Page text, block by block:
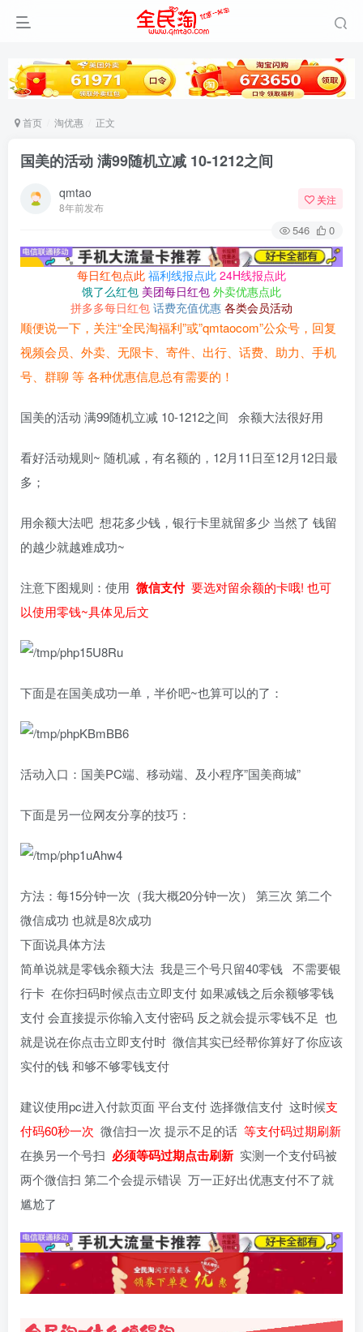
首页 淘优惠 正文
国美的活动 满99随机立减 10-1212之间
qmtao
8年前发布
关注
546 0
每日红包点此 福利线报点此 24H线报点此
饿了么红包 美团每日红包 外卖优惠点此
拼多多每日红包 话费充值优惠 各类会员活动
顺便说一下，关注“全民淘福利”或”qmtaocom”公众号，回复
视频会员、外卖、无限卡、寄件、出行、话费、助力、手机
号、群聊 等 各种优惠信息总有需要的！
国美的活动 满99随机立减 10-1212之间 余额大法很好用
看好活动规则~ 随机减，有名额的，12月11日至12月12日最
多；
用余额大法吧 想花多少钱，银行卡里就留多少 当然了 钱留
的越少就越难成功~
注意下图规则：使用 微信支付要选对留余额的卡哦! 也可
以使用零钱~具体见后文
下面是在国美成功一单，半价吧~也算可以的了：
活动入口：国美PC端、移动端、及小程序”国美商城”
下面是另一位网友分享的技巧：
方法：每15分钟一次（我大概20分钟一次） 第三次 第二个
微信成功 也就是8次成功
下面说具体方法
简单说就是零钱余额大法 我是三个号只留40零钱 不需要银
行卡 在你扫码时候点击立即支付 如果减钱之后余额够零钱
支付 会直接提示你输入支付密码 反之就会提示零钱不足 也
就是说在你点击立即支付时 微信其实已经帮你算好了你应该
实付的钱 和够不够零钱支付
建议使用pc进入付款页面 平台支付 选择微信支付 这时候支
付码60秒一次 微信扫一次 提示不足的话 等支付码过期刷新
在换另一个号扫 必须等码过期点击刷新 实测一个支付码被
两个微信扫 第二个会提示错误 万一正好出优惠支付不了就
尴尬了